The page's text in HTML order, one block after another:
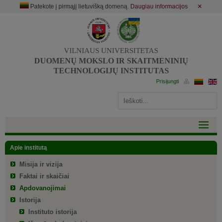
Patekote į pirmąjį lietuvišką domeną. Daugiau informacijos ✕
VILNIAUS UNIVERSITETAS
DUOMENŲ MOKSLO IR SKAITMENINIŲ
TECHNOLOGIJŲ INSTITUTAS
Apie institutą
Misija ir vizija
Faktai ir skaičiai
Apdovanojimai
Istorija
Instituto istorija